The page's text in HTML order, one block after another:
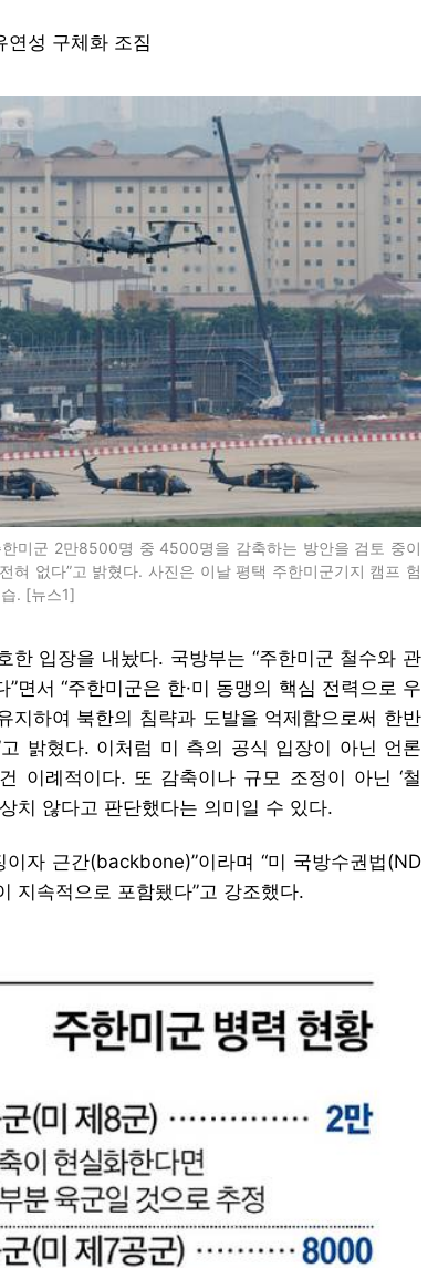
연성 구체화 조짐
미군 2만8500명 중 4500명을 감축하는 방안을 검토 중이
혀 없다”고 밝혔다. 사진은 이날 평택 주한미군기지 캠프 험
. [뉴스1]
입장을 내놨다. 국방부는 “주한미군 철수와 관
면서 “주한미군은 한·미 동맹의 핵심 전력으로 우
지하여 북한의 침략과 도발을 억제함으로써 한반
밝혔다. 이처럼 미 측의 공식 입장이 아닌 언론
이례적이다. 또 감축이나 규모 조정이 아닌 ‘철
치 않다고 판단했다는 의미일 수 있다.
이자 근간(backbone)”이라며 “미 국방수권법(ND
지속적으로 포함됐다”고 강조했다.